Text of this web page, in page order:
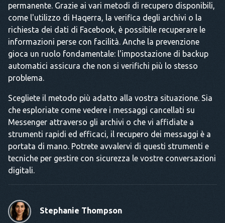
permanente. Grazie ai vari metodi di recupero disponibili,
come l'utilizzo di Haqerra, la verifica degli archivi o la
richiesta dei dati di Facebook, è possibile recuperare le
informazioni perse con facilità. Anche la prevenzione
gioca un ruolo fondamentale: l'impostazione di backup
automatici assicura che non si verifichi più lo stesso
problema.
Scegliete il metodo più adatto alla vostra situazione. Sia
che esploriate come vedere i messaggi cancellati su
Messenger attraverso gli archivi o che vi affidiate a
strumenti rapidi ed efficaci, il recupero dei messaggi è a
portata di mano. Potrete avvalervi di questi strumenti e
tecniche per gestire con sicurezza le vostre conversazioni
digitali.
Stephanie Thompson